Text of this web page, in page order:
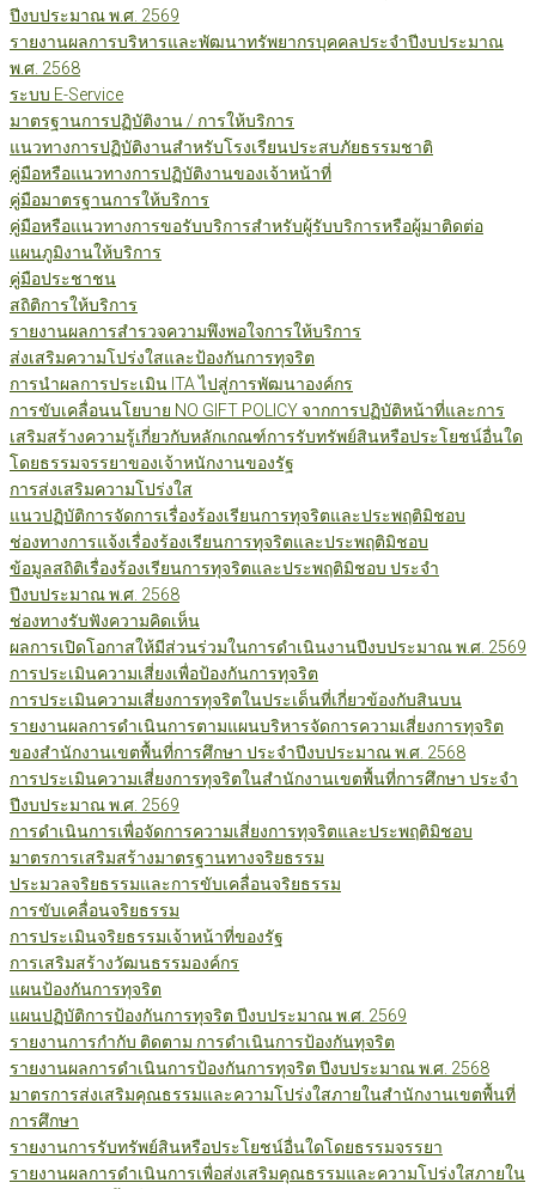
ปีงบประมาณ พ.ศ. 2569
รายงานผลการบริหารและพัฒนาทรัพยากรบุคคลประจำปีงบประมาณ
พ.ศ. 2568
ระบบ E-Service
มาตรฐานการปฏิบัติงาน / การให้บริการ
แนวทางการปฏิบัติงานสำหรับโรงเรียนประสบภัยธรรมชาติ
คู่มือหรือแนวทางการปฏิบัติงานของเจ้าหน้าที่
คู่มือมาตรฐานการให้บริการ
คู่มือหรือแนวทางการขอรับบริการสำหรับผู้รับบริการหรือผู้มาติดต่อ
แผนภูมิงานให้บริการ
คู่มือประชาชน
สถิติการให้บริการ
รายงานผลการสำรวจความพึงพอใจการให้บริการ
ส่งเสริมความโปร่งใสและป้องกันการทุจริต
การนำผลการประเมิน ITA ไปสู่การพัฒนาองค์กร
การขับเคลื่อนนโยบาย NO GIFT POLICY จากการปฏิบัติหน้าที่และการ
เสริมสร้างความรู้เกี่ยวกับหลักเกณฑ์การรับทรัพย์สินหรือประโยชน์อื่นใด
โดยธรรมจรรยาของเจ้าหนักงานของรัฐ
การส่งเสริมความโปร่งใส
แนวปฏิบัติการจัดการเรื่องร้องเรียนการทุจริตและประพฤติมิชอบ
ช่องทางการแจ้งเรื่องร้องเรียนการทุจริตและประพฤติมิชอบ
ข้อมูลสถิติเรื่องร้องเรียนการทุจริตและประพฤติมิชอบ ประจำ
ปีงบประมาณ พ.ศ. 2568
ช่องทางรับฟังความคิดเห็น
ผลการเปิดโอกาสให้มีส่วนร่วมในการดำเนินงานปีงบประมาณ พ.ศ. 2569
การประเมินความเสี่ยงเพื่อป้องกันการทุจริต
การประเมินความเสี่ยงการทุจริตในประเด็นที่เกี่ยวข้องกับสินบน
รายงานผลการดำเนินการตามแผนบริหารจัดการความเสี่ยงการทุจริต
ของสำนักงานเขตพื้นที่การศึกษา ประจำปีงบประมาณ พ.ศ. 2568
การประเมินความเสี่ยงการทุจริตในสำนักงานเขตพื้นที่การศึกษา ประจำ
ปีงบประมาณ พ.ศ. 2569
การดำเนินการเพื่อจัดการความเสี่ยงการทุจริตและประพฤติมิชอบ
มาตรการเสริมสร้างมาตรฐานทางจริยธรรม
ประมวลจริยธรรมและการขับเคลื่อนจริยธรรม
การขับเคลื่อนจริยธรรม
การประเมินจริยธรรมเจ้าหน้าที่ของรัฐ
การเสริมสร้างวัฒนธรรมองค์กร
แผนป้องกันการทุจริต
แผนปฏิบัติการป้องกันการทุจริต ปีงบประมาณ พ.ศ. 2569
รายงานการกำกับ ติดตาม การดำเนินการป้องกันทุจริต
รายงานผลการดำเนินการป้องกันการทุจริต ปีงบประมาณ พ.ศ. 2568
มาตรการส่งเสริมคุณธรรมและความโปร่งใสภายในสำนักงานเขตพื้นที่
การศึกษา
รายงานการรับทรัพย์สินหรือประโยชน์อื่นใดโดยธรรมจรรยา
รายงานผลการดำเนินการเพื่อส่งเสริมคุณธรรมและความโปร่งใสภายใน